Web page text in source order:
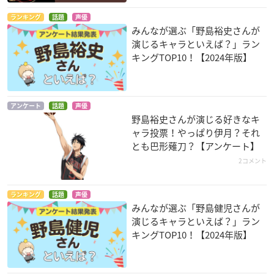
精霊の守り人
トーヤ
ト
フランシスコ
ライ
ヤマトナデシコ七変
森井蘭丸
デジモンセイバーズ
学園ヘヴン BOY'S L
OVE HYPER!
ランキング 話題 声優
みんなが選ぶ「野島裕史さんが
演じるキャラといえば？」ラン
キングTOP10！【2024年版】
アンケート 話題 声優
野島裕史さんが演じる好きなキ
ャラ投票！やっぱり伊月？それ
とも巴形薙刀？【アンケート】
2コメント
ランキング 話題 声優
みんなが選ぶ「野島健児さんが
演じるキャラといえば？」ラン
キングTOP10！【2024年版】